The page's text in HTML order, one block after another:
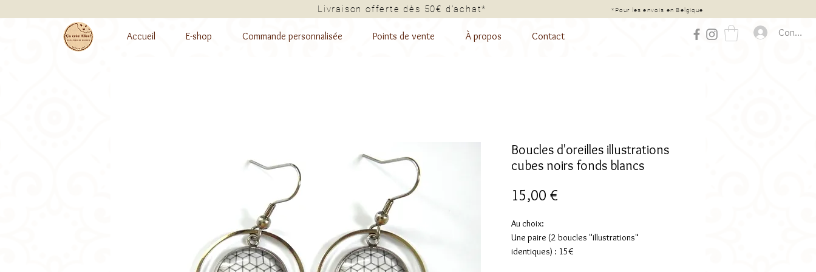
Livraison offerte dès 50€ d’achat* *Pour les envois en Belgique
Accueil E-shop Commande personnalisée Points de vente À propos Contact
Boucles d'oreilles illustrations
cubes noirs fonds blancs
15,00 €
Au choix:
Une paire (2 boucles "illustrations"
identiques) : 15€